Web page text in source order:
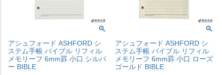
アシュフォード ASHFORD シ
ステム手帳 バイブル リフィル
メモリーフ 6mm罫 小口 シルバ
ー BIBLE
アシュフォード ASHFORD シ
ステム手帳 バイブル リフィル
メモリーフ 6mm罫 小口 ローズ
ゴールド BIBLE